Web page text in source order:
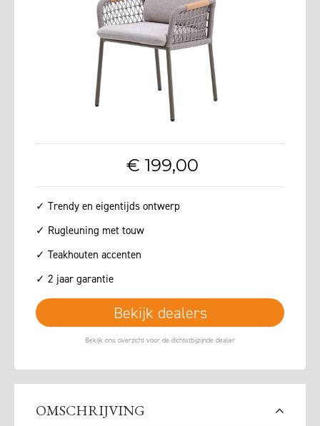
€ 199,00
✓ Trendy en eigentijds ontwerp
✓ Rugleuning met touw
✓ Teakhouten accenten
✓ 2 jaar garantie
Bekijk dealers
OMSCHRIJVING